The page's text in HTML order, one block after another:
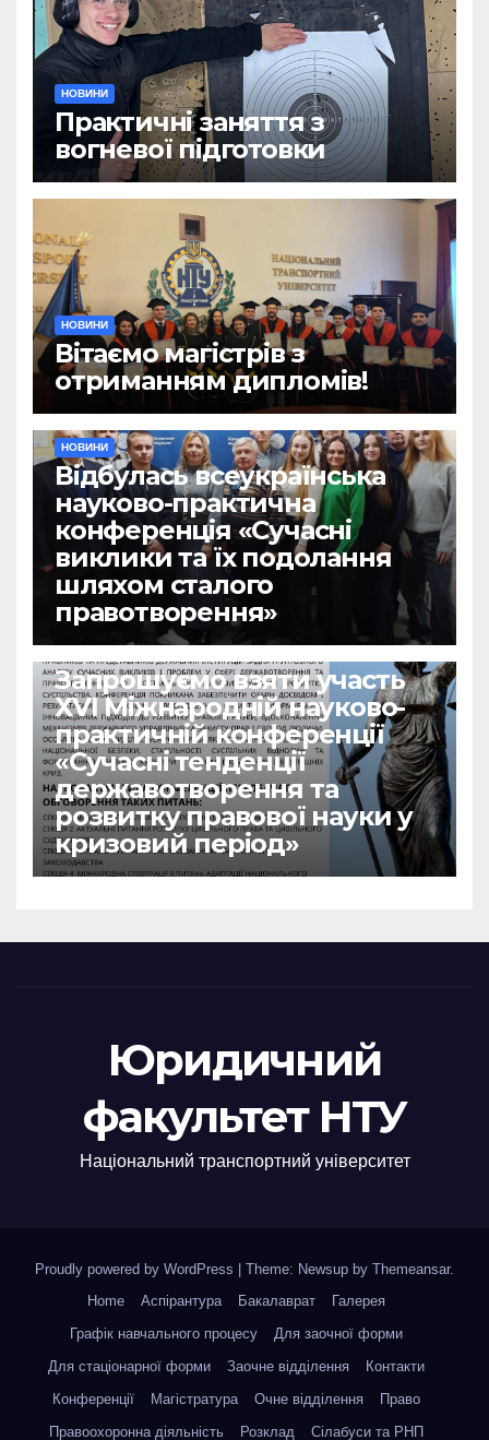
НОВИНИ
Практичні заняття з
вогневої підготовки
НОВИНИ
Вітаємо магістрів з
отриманням дипломів!
НОВИНИ
Відбулась всеукраїнська
науково-практична
конференція «Сучасні
виклики та їх подолання
шляхом сталого
правотворення»
Запрошуємо взяти участь
ХVІ Міжнародній науково-
практичній конференції
«Сучасні тенденції
державотворення та
розвитку правової науки у
кризовий період»
Юридичний
факультет НТУ
Національний транспортний університет
Proudly powered by WordPress Theme: Newsup by Themeansar.
Home
Аспірантура Бакалаврат
Галерея
Графік навчального процесу
Для заочної форми
Для стаціонарної форми
Заочне відділення
Контакти
Конференції
Магістратура Очне відділення
Право
Правоохоронна діяльність
Розклад Сілабуси та РНП